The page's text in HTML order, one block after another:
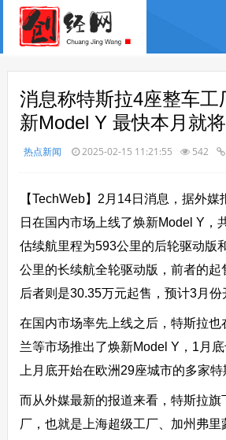
消息称特斯拉4座整车工
新Model Y 最快本月就
热点新闻 2025-02-15 11:21:55 542
【TechWeb】2月14日消息，据外
日在国内市场上线了焕新Model Y，
估续航里程为593公里的后轮驱动版
公里的长续航全轮驱动版，前者的起
后者则是30.35万元起售，预计3月份
在国内市场率先上线之后，特斯拉也
兰等市场推出了焕新Model Y，1月底
上月底开始在欧洲29座城市的多家特
而从外媒最新的报道来看，特斯拉旗
厂，也就是上海超级工厂、加州弗里